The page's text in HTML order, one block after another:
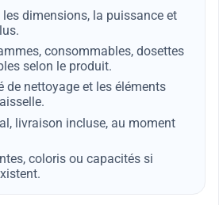
dimensions, la puissance et
consommables, dosettes
selon le produit.
de nettoyage et les éléments
livraison incluse, au moment
coloris ou capacités si